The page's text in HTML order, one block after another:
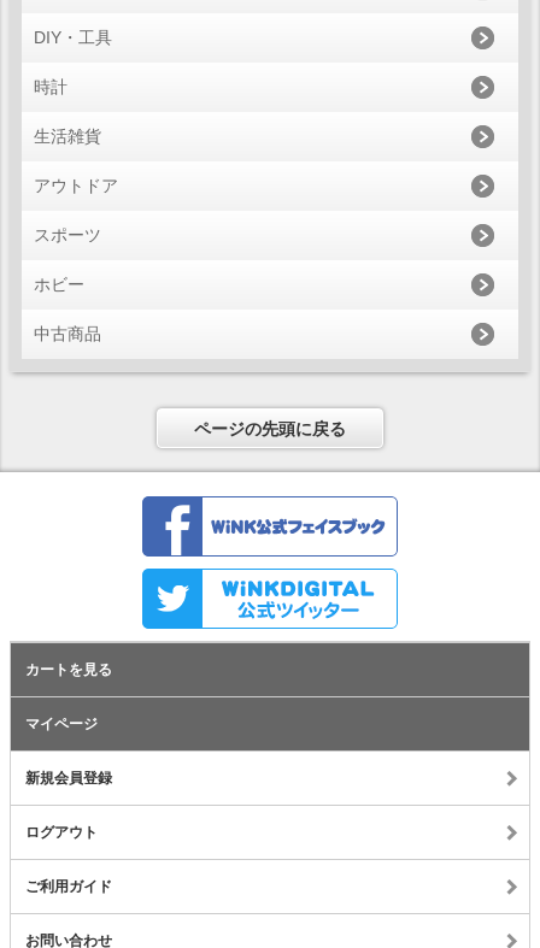
DIY・工具
時計
生活雑貨
アウトドア
スポーツ
ホビー
中古商品
ページの先頭に戻る
カートを見る
マイページ
新規会員登録
ログアウト
ご利用ガイド
お問い合わせ